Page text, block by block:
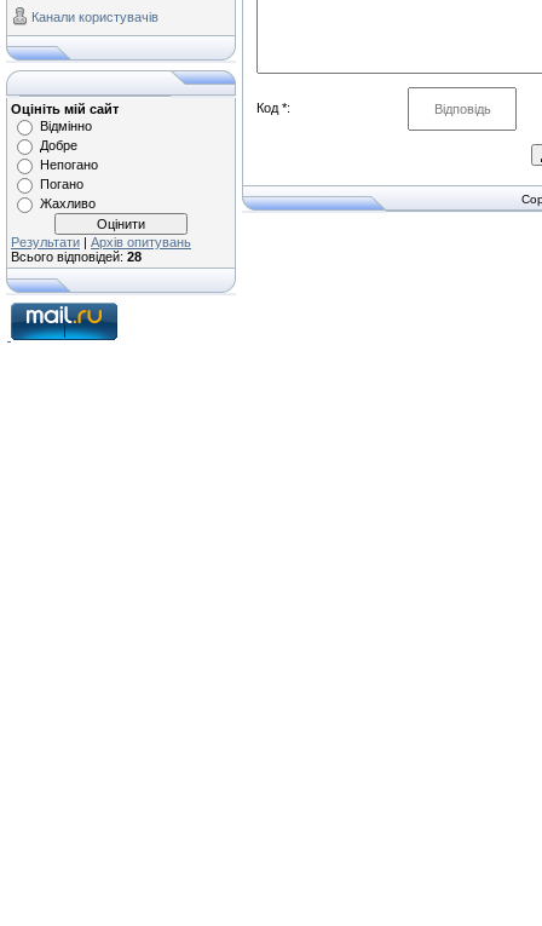
Канали користувачів
Оцініть мій сайт
Відмінно
Добре
Непогано
Погано
Жахливо
Результати | Архів опитувань
Всього відповідей: 28
Код *: